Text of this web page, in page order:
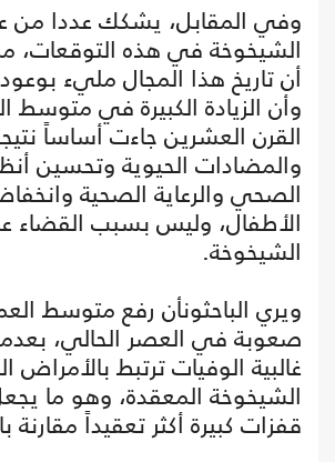
وفي المقابل، يشكك عددا من
الشيخوخة في هذه التوقعات،
أن تاريخ هذا المجال مليء
وأن الزيادة الكبيرة في متوسط
القرن العشرين جاءت أساساً
والمضادات الحيوية وتحسين
الصحي والرعاية الصحية
الأطفال، وليس بسبب القضاء
الشيخوخة.
ويري الباحثونأن رفع متوسط
صعوبة في العصر الحالي،
غالبية الوفيات ترتبط بالأمراض
الشيخوخة المعقدة، وهو ما
قفزات كبيرة أكثر تعقيداً